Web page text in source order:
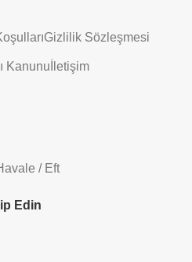
Gizlilik Sözleşmesi
Kanunu İletişim
/ Eft
Edin